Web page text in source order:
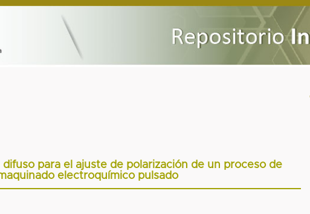
para el ajuste de polarización de un proceso de
electroquímico pulsado